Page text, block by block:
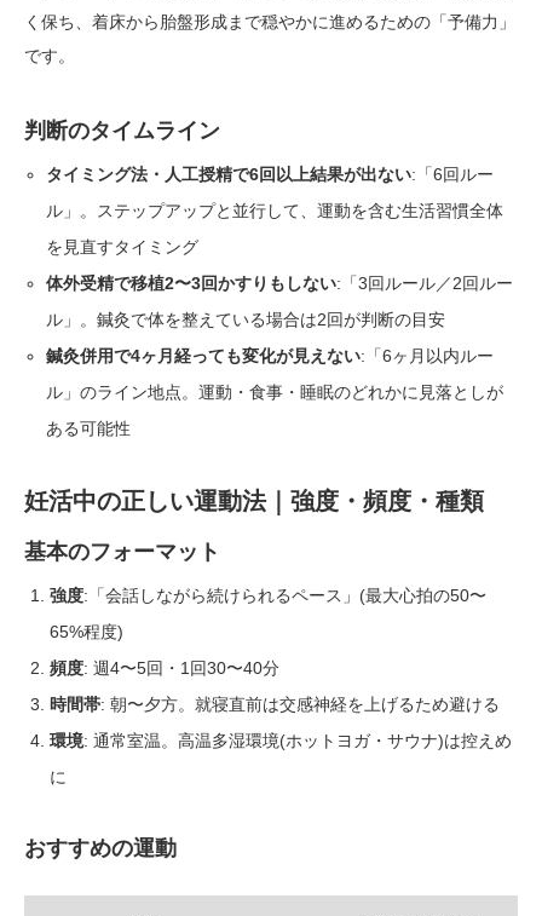
く保ち、着床から胎盤形成まで穏やかに進めるための「予備力」
です。
判断のタイムライン
タイミング法・人工授精で6回以上結果が出ない:「6回ルー
ル」。ステップアップと並行して、運動を含む生活習慣全体
を見直すタイミング
体外受精で移植2〜3回かすりもしない:「3回ルール／2回ルー
ル」。鍼灸で体を整えている場合は2回が判断の目安
鍼灸併用で4ヶ月経っても変化が見えない:「6ヶ月以内ルー
ル」のライン地点。運動・食事・睡眠のどれかに見落としが
ある可能性
妊活中の正しい運動法｜強度・頻度・種類
基本のフォーマット
強度:「会話しながら続けられるペース」(最大心拍の50〜
65%程度)
頻度: 週4〜5回・1回30〜40分
時間帯: 朝〜夕方。就寝直前は交感神経を上げるため避ける
環境: 通常室温。高温多湿環境(ホットヨガ・サウナ)は控えめ
に
おすすめの運動